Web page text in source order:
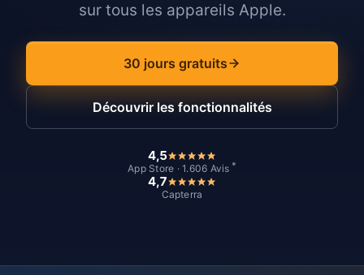
sur tous les appareils Apple.
30 jours gratuits
Découvrir les fonctionnalités
4,5
App Store · 1.606 Avis *
4,7
Capterra